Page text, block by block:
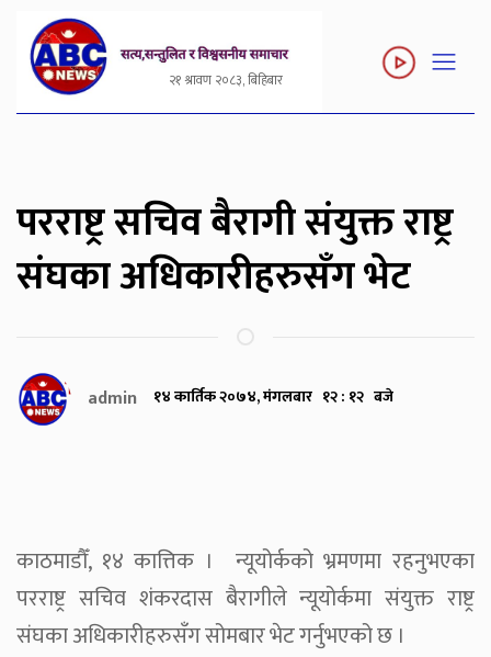
२१ श्रावण २०८३, बिहिबार
परराष्ट्र सचिव बैरागी संयुक्त राष्ट्र
संघका अधिकारीहरुसँग भेट
admin १४ कार्तिक २०७४, मंगलबार १२ : १२ बजे
काठमाडौँ, १४ कात्तिक । न्यूयोर्कको भ्रमणमा रहनुभएका
परराष्ट्र सचिव शंकरदास बैरागीले न्यूयोर्कमा संयुक्त राष्ट्र
संघका अधिकारीहरुसँग सोमबार भेट गर्नुभएको छ ।